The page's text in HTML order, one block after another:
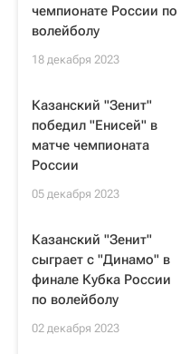
чемпионате России по
волейболу
18 декабря 2023
Казанский "Зенит"
победил "Енисей" в
матче чемпионата
России
05 декабря 2023
Казанский "Зенит"
сыграет с "Динамо" в
финале Кубка России
по волейболу
02 декабря 2023